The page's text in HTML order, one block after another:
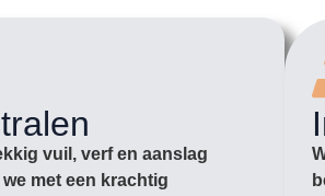
vuil, verf en aanslag
met een krachtig